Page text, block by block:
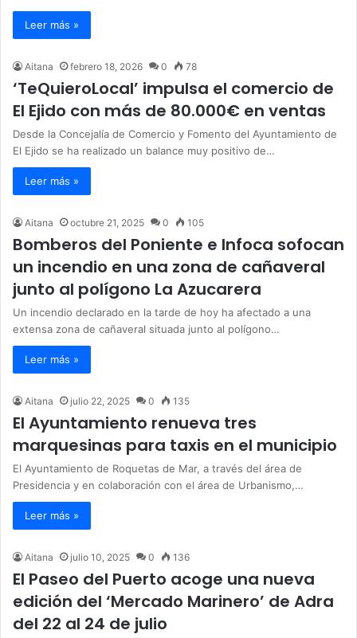
Leer más »
Aitana febrero 18, 2026 0 78
‘TeQuieroLocal’ impulsa el comercio de
El Ejido con más de 80.000€ en ventas
Desde la Concejalía de Comercio y Fomento del Ayuntamiento de
El Ejido se ha realizado un balance muy positivo de…
Leer más »
Aitana octubre 21, 2025 0 105
Bomberos del Poniente e Infoca sofocan
un incendio en una zona de cañaveral
junto al polígono La Azucarera
Un incendio declarado en la tarde de hoy ha afectado a una
extensa zona de cañaveral situada junto al polígono…
Leer más »
Aitana julio 22, 2025 0 135
El Ayuntamiento renueva tres
marquesinas para taxis en el municipio
El Ayuntamiento de Roquetas de Mar, a través del área de
Presidencia y en colaboración con el área de Urbanismo,…
Leer más »
Aitana julio 10, 2025 0 136
El Paseo del Puerto acoge una nueva
edición del ‘Mercado Marinero’ de Adra
del 22 al 24 de julio